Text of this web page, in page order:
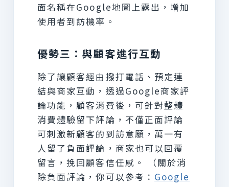
面名稱在Google地圖上露出，增加
使用者到訪機率。
優勢三：與顧客進行互動
除了讓顧客經由撥打電話、預定連
結與商家互動，透過Google商家評
論功能，顧客消費後，可針對整體
消費體驗留下評論，不僅正面評論
可刺激新顧客的到訪意願，萬一有
人留了負面評論，商家也可以回覆
留言，挽回顧客信任感。 （關於消
除負面評論，你可以參考： Google